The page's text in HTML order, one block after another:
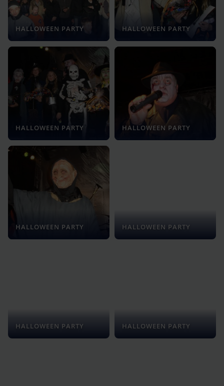
HALLOWEEN PARTY HALLOWEEN PARTY
HALLOWEEN PARTY HALLOWEEN PARTY
HALLOWEEN PARTY HALLOWEEN PARTY
HALLOWEEN PARTY HALLOWEEN PARTY